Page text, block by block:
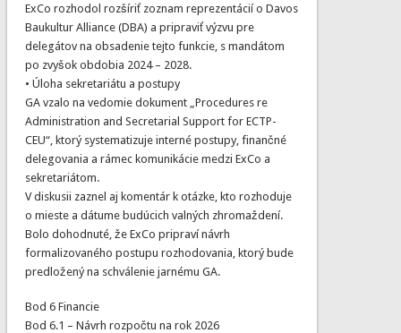
ExCo rozhodol rozšíriť zoznam reprezentácií o Davos
Baukultur Alliance (DBA) a pripraviť výzvu pre
delegátov na obsadenie tejto funkcie, s mandátom
po zvyšok obdobia 2024 – 2028.
• Úloha sekretariátu a postupy
GA vzalo na vedomie dokument „Procedures re
Administration and Secretarial Support for ECTP-
CEU“, ktorý systematizuje interné postupy, finančné
delegovania a rámec komunikácie medzi ExCo a
sekretariátom.
V diskusii zaznel aj komentár k otázke, kto rozhoduje
o mieste a dátume budúcich valných zhromaždení.
Bolo dohodnuté, že ExCo pripraví návrh
formalizovaného postupu rozhodovania, ktorý bude
predložený na schválenie jarnému GA.
Bod 6 Financie
Bod 6.1 – Návrh rozpočtu na rok 2026